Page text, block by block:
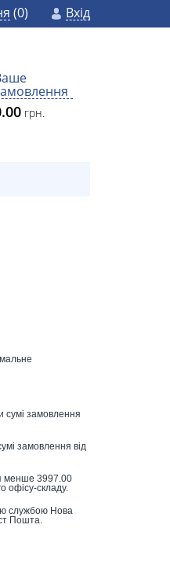
(0) Вхід
грн.
замовлення
замовлення від
менше 3997.00
офісу-складу.
службою Нова
Пошта.